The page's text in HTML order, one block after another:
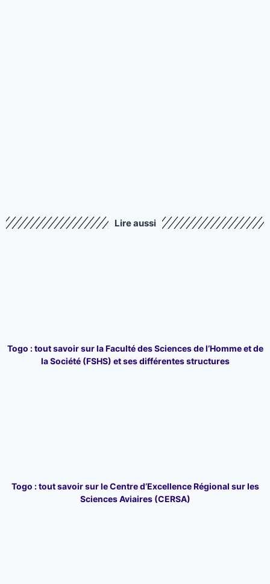
Lire aussi
Togo : tout savoir sur la Faculté des Sciences de l’Homme et de
la Société (FSHS) et ses différentes structures
Togo : tout savoir sur le Centre d’Excellence Régional sur les
Sciences Aviaires (CERSA)